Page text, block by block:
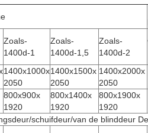
Zoals-
1400d-1
Zoals-
1400d-1,5
Zoals-
1400d-2
1400x1000x
2050
1400x1500x
2050
1400x2000x
2050
800x900x
1920
800x1400x
1920
800x1900x
1920
schuifdeur/van de blinddeur